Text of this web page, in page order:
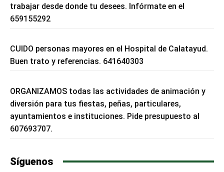
trabajar desde donde tu desees. Infórmate en el
659155292
CUIDO personas mayores en el Hospital de Calatayud.
Buen trato y referencias. 641640303
ORGANIZAMOS todas las actividades de animación y
diversión para tus fiestas, peñas, particulares,
ayuntamientos e instituciones. Pide presupuesto al
607693707.
Síguenos